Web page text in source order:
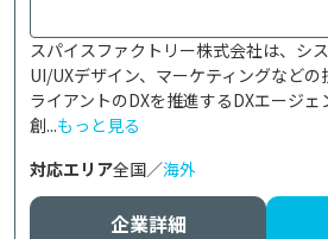
スパイスファクトリー株式会社は、シ
UI/UXデザイン、マーケティングなど
ライアントのDXを推進するDXエージェ
創...もっと見る
対応エリア全国／海外
企業詳細